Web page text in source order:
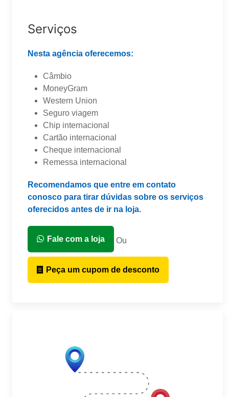
Serviços
Nesta agência oferecemos:
Câmbio
MoneyGram
Western Union
Seguro viagem
Chip internacional
Cartão internacional
Cheque internacional
Remessa internacional
Recomendamos que entre em contato
conosco para tirar dúvidas sobre os serviços
oferecidos antes de ir na loja.
Fale com a loja Ou
Peça um cupom de desconto